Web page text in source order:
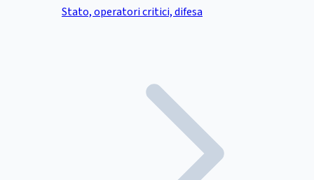
Stato, operatori critici, difesa